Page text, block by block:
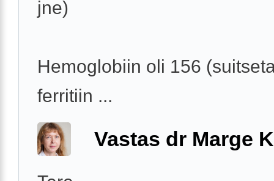
jne)
Hemoglobiin oli 156
ferritiin ...
Vastas dr Marge